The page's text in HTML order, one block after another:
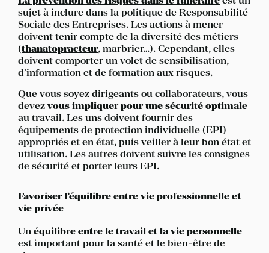
sujet à inclure dans la politique de Responsabilité
Sociale des Entreprises. Les actions à mener
doivent tenir compte de la diversité des métiers
(thanatopracteur, marbrier…). Cependant, elles
doivent comporter un volet de sensibilisation,
d’information et de formation aux risques.
Que vous soyez dirigeants ou collaborateurs, vous
devez vous impliquer pour une sécurité optimale
au travail. Les uns doivent fournir des
équipements de protection individuelle (EPI)
appropriés et en état, puis veiller à leur bon état et
utilisation. Les autres doivent suivre les consignes
de sécurité et porter leurs EPI.
Favoriser l’équilibre entre vie professionnelle et
vie privée
Un équilibre entre le travail et la vie personnelle
est important pour la santé et le bien-être de